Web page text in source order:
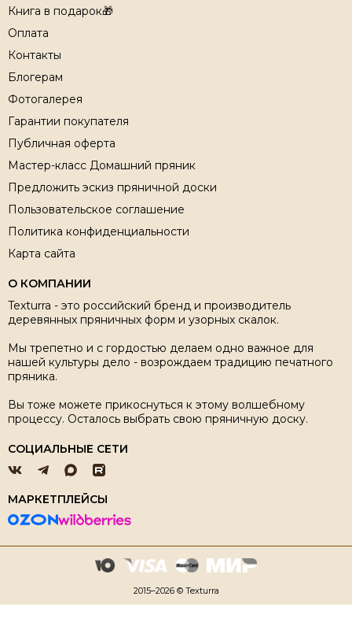
Книга в подарок🎁
Оплата
Контакты
Блогерам
Фотогалерея
Гарантии покупателя
Публичная оферта
Мастер-класс Домашний пряник
Предложить эскиз пряничной доски
Пользовательское соглашение
Политика конфиденциальности
Карта сайта
О КОМПАНИИ
Texturra - это российский бренд и производитель
деревянных пряничных форм и узорных скалок.
Мы трепетно и с гордостью делаем одно важное для
нашей культуры дело - возрождаем традицию печатного
пряника.
Вы тоже можете прикоснуться к этому волшебному
процессу. Осталось выбрать свою пряничную доску.
СОЦИАЛЬНЫЕ СЕТИ
МАРКЕТПЛЕЙСЫ
2015–2026 © Texturra